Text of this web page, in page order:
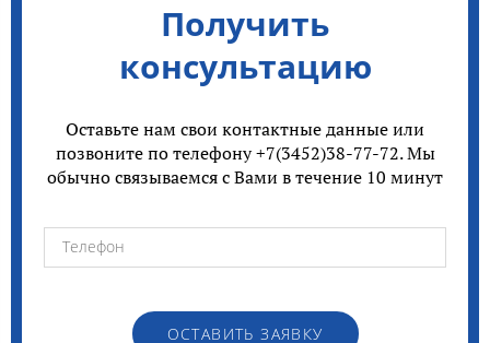
Получить
консультацию
Оставьте нам свои контактные данные или
позвоните по телефону +7(3452)38-77-72. Мы
обычно связываемся с Вами в течение 10 минут
ОСТАВИТЬ ЗАЯВКУ